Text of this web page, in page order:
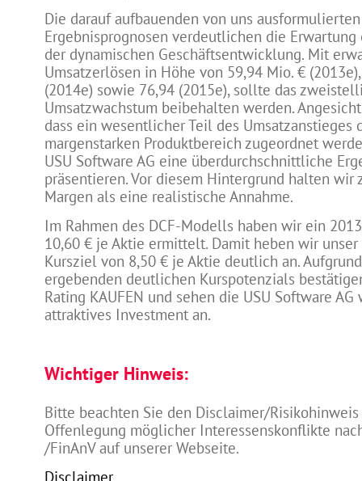
Die darauf aufbauenden von uns
Ergebnisprognosen verdeutlichen die
der dynamischen Geschäftsentwicklung. Mit
Umsatzerlösen in Höhe von 59,94 Mio. €
(2014e) sowie 76,94 (2015e), sollte das
Umsatzwachstum beibehalten werden.
dass ein wesentlicher Teil des Umsatzanstieges
margenstarken Produktbereich zugeordnet
USU Software AG eine überdurchschnittliche
präsentieren. Vor diesem Hintergrund halten wir
Margen als eine realistische Annahme.
Im Rahmen des DCF-Modells haben wir ein
10,60 € je Aktie ermittelt. Damit heben wir
Kursziel von 8,50 € je Aktie deutlich an.
ergebenden deutlichen Kurspotenzials
Rating KAUFEN und sehen die USU Software
attraktives Investment an.
Wichtiger Hinweis:
Bitte beachten Sie den Disclaimer/
Offenlegung möglicher Interessenskonflikte
/FinAnV auf unserer Webseite.
Disclaimer